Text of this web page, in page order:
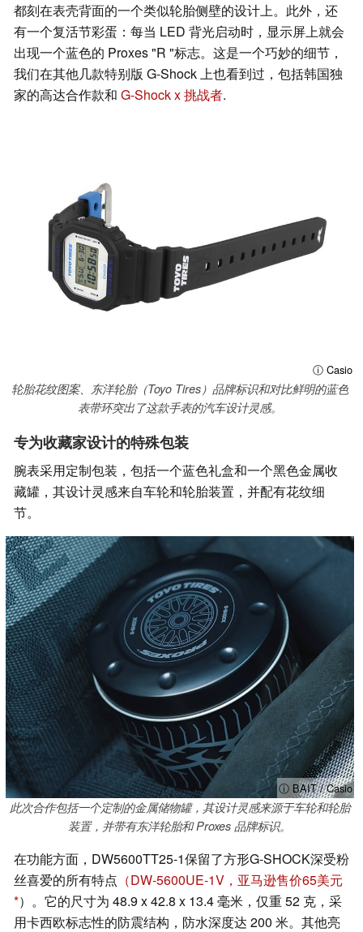
都刻在表壳背面的一个类似轮胎侧壁的设计上。此外，还
有一个复活节彩蛋：每当 LED 背光启动时，显示屏上就会
出现一个蓝色的 Proxes "R "标志。这是一个巧妙的细节，
我们在其他几款特别版 G-Shock 上也看到过，包括韩国独
家的高达合作款和 G-Shock x 挑战者.
ⓘ Casio
轮胎花纹图案、东洋轮胎（Toyo Tires）品牌标识和对比鲜明的蓝色
表带环突出了这款手表的汽车设计灵感。
专为收藏家设计的特殊包装
腕表采用定制包装，包括一个蓝色礼盒和一个黑色金属收
藏罐，其设计灵感来自车轮和轮胎装置，并配有花纹细
节。
ⓘ BAIT / Casio
此次合作包括一个定制的金属储物罐，其设计灵感来源于车轮和轮胎
装置，并带有东洋轮胎和 Proxes 品牌标识。
在功能方面，DW5600TT25-1保留了方形G-SHOCK深受粉
丝喜爱的所有特点 （DW-5600UE-1V，亚马逊售价65美元
）。它的尺寸为 48.9 x 42.8 x 13.4 毫米，仅重 52 克，采
用卡西欧标志性的防震结构，防水深度达 200 米。其他亮